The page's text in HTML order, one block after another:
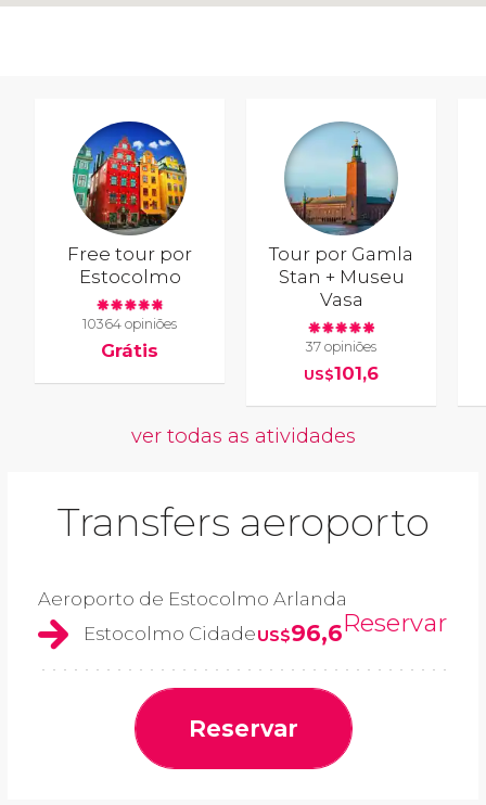
Free tour por
Estocolmo
10364 opiniões
Grátis
Tour por Gamla
Stan + Museu
Vasa
37 opiniões
US$101,6
ver todas as atividades
Transfers aeroporto
Aeroporto de Estocolmo Arlanda
Estocolmo CidadeUS$96,6Reservar
Reservar